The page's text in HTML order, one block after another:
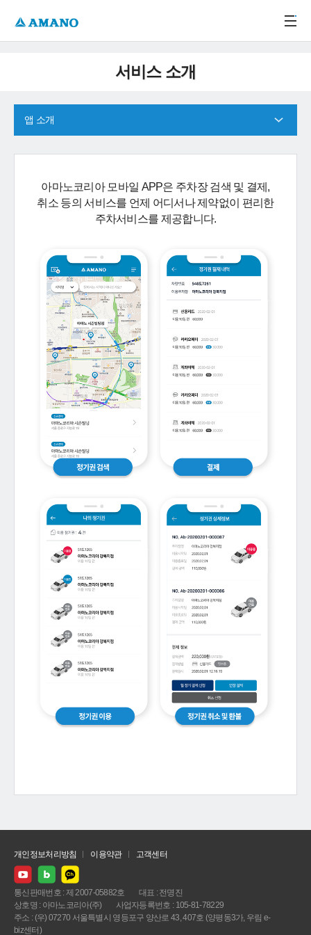
서비스 소개
앱 소개
아마노코리아 모바일 APP은 주차장 검색 및 결제,
취소 등의 서비스를 언제 어디서나 제약없이 편리한
주차서비스를 제공합니다.
개인정보처리방침 이용약관 고객센터
통신판매번호 : 제 2007-05882호
대표 : 전명진
상호명 : 아마노코리아(주)
사업자등록번호 : 105-81-78229
주소 : (우) 07270 서울특별시 영등포구 양산로 43, 407호 (양평동3가, 우림 e-
biz센터)